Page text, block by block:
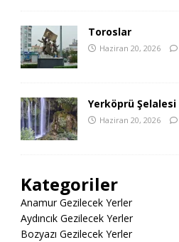
Toroslar
Haziran 20, 2026
Yerköprü Şelalesi
Haziran 20, 2026
Kategoriler
Anamur Gezilecek Yerler
Aydıncık Gezilecek Yerler
Bozyazı Gezilecek Yerler